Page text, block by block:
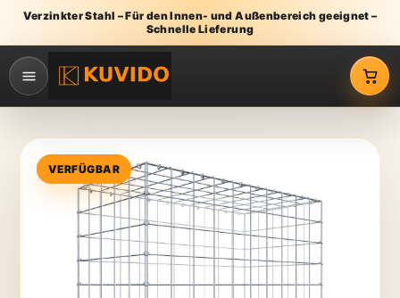
Verzinkter Stahl – Für den Innen- und Außenbereich geeignet –
Schnelle Lieferung
VERFÜGBAR